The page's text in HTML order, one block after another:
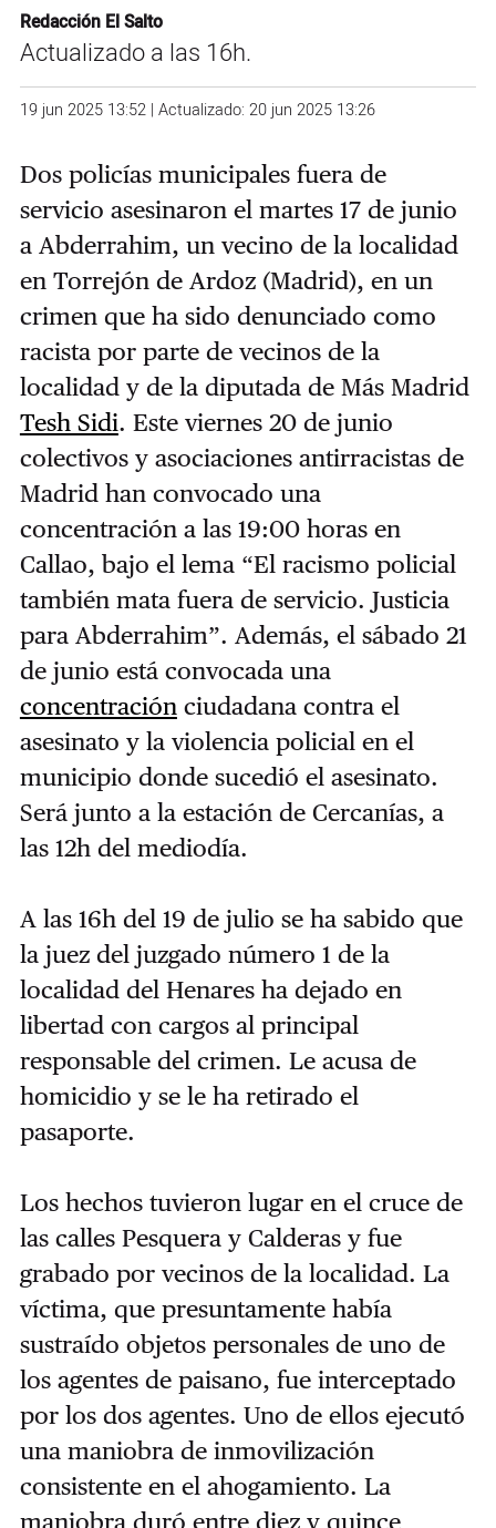
Redacción El Salto
Actualizado a las 16h.
19 jun 2025 13:52 | Actualizado: 20 jun 2025 13:26
Dos policías municipales fuera de
servicio asesinaron el martes 17 de junio
a Abderrahim, un vecino de la localidad
en Torrejón de Ardoz (Madrid), en un
crimen que ha sido denunciado como
racista por parte de vecinos de la
localidad y de la diputada de Más Madrid
Tesh Sidi. Este viernes 20 de junio
colectivos y asociaciones antirracistas de
Madrid han convocado una
concentración a las 19:00 horas en
Callao, bajo el lema “El racismo policial
también mata fuera de servicio. Justicia
para Abderrahim”. Además, el sábado 21
de junio está convocada una
concentración ciudadana contra el
asesinato y la violencia policial en el
municipio donde sucedió el asesinato.
Será junto a la estación de Cercanías, a
las 12h del mediodía.
A las 16h del 19 de julio se ha sabido que
la juez del juzgado número 1 de la
localidad del Henares ha dejado en
libertad con cargos al principal
responsable del crimen. Le acusa de
homicidio y se le ha retirado el
pasaporte.
Los hechos tuvieron lugar en el cruce de
las calles Pesquera y Calderas y fue
grabado por vecinos de la localidad. La
víctima, que presuntamente había
sustraído objetos personales de uno de
los agentes de paisano, fue interceptado
por los dos agentes. Uno de ellos ejecutó
una maniobra de inmovilización
consistente en el ahogamiento. La
maniobra duró entre diez y quince